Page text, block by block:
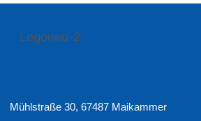
Mühlstraße 30, 67487 Maikammer